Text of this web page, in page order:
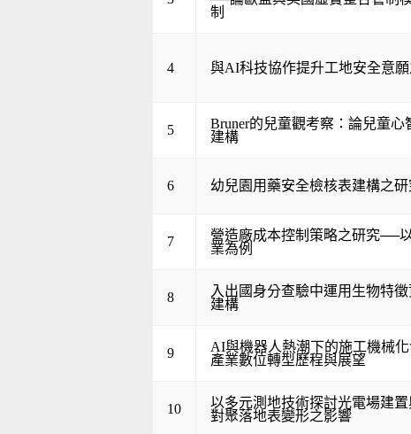
制
4 與AI科技協作提升工地安全意
5
Bruner的兒童觀考察：論兒童心
建構
6 幼兒園用藥安全檢核表建構之研
7
營造廠成本控制策略之研究──
業為例
8
入出國身分查驗中運用生物特徵
建構
9
AI與機器人熱潮下的施工機械
產業數位轉型歷程與展望
10
以多元測地技術探討光電場建
對聚落地表變形之影響